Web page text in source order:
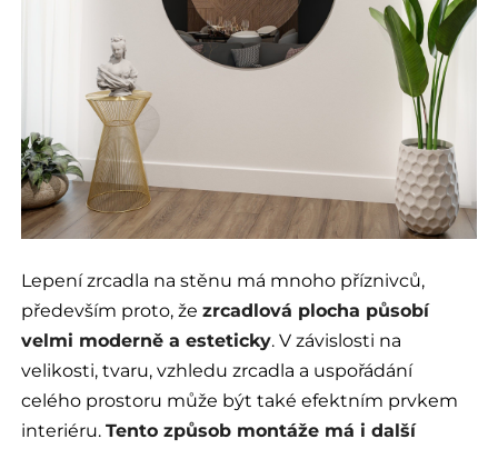
Lepení zrcadla na stěnu má mnoho příznivců,
především proto, žezrcadlová plocha působí
velmi moderně a esteticky. V závislosti na
velikosti, tvaru, vzhledu zrcadla a uspořádání
celého prostoru může být také efektním prvkem
interiéru.Tento způsob montáže má i další